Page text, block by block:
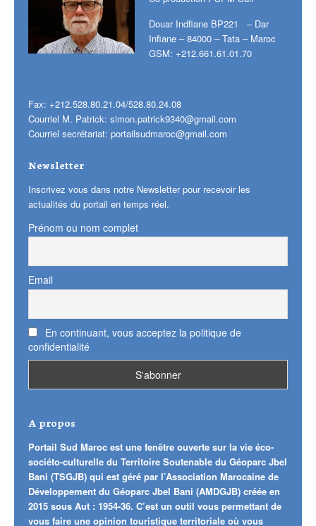
Douar Indfiane BP221 – Dar
Infiane – 84000 – Tata – Maroc
GSM: +212.661.61.01.70
Fax: +212.528.80.21.04/528.80.24.08
Courriel M. Patrick: simon.patrick9340@gmail.com
Courriel secrétariat: portailsudmaroc@gmail.com
Newsletter
Inscrivez vous dans notre Newsletter pour recevoir les
actualités du portail en temps réel.
Prénom ou nom complet
Email
En continuant, vous acceptez la politique de
confidentialité
A propos
Portail Sud Maroc est une fenêtre ouverte sur la vie éco-
sociéto-culturelle du Territoire Soutenable du Géoparc Jbel
Bani (TSGJB) qui est géré par l’Association Marocaine de
Développement du Géoparc Jbel Bani (AMDGJB) créée en
2015 sous Aut : 1954-36. C’est un outil vous permettant de
vous faire une opinion touristique territoriale où vous